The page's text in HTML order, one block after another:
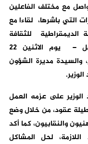
مع مختلف الفاعلين
التي باشرها، لقاءا مع
للثقافة
العضو يالمنظمة الديمقراطية للشغل – يوم الاثنين 22
والسيدة مديرة الشؤون
على عزمه العمل
عقود، من خلال وضع
والنقابيون، كما أكد
لحل المشاكل